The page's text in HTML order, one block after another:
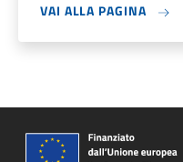
VAI ALLA PAGINA